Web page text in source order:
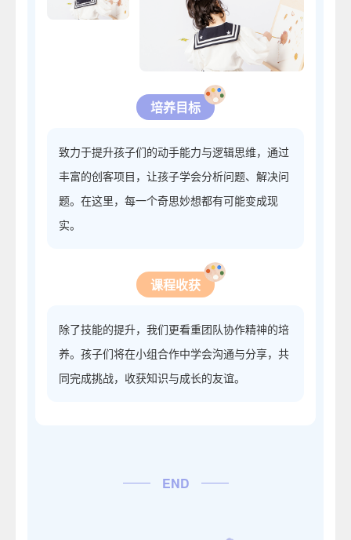
培养目标
致力于提升孩子们的动手能力与逻辑思维，通过
丰富的创客项目，让孩子学会分析问题、解决问
题。在这里，每一个奇思妙想都有可能变成现
实。
课程收获
除了技能的提升，我们更看重团队协作精神的培
养。孩子们将在小组合作中学会沟通与分享，共
同完成挑战，收获知识与成长的友谊。
END